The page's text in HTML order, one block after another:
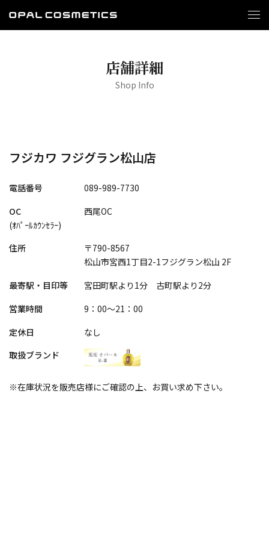
店舗詳細
Shop Info
フジカワ フジグラン松山店
電話番号
089-989-7730
OC
(ｵﾊﾟｰﾙｶｳﾝｾﾗｰ)
西尾OC
住所
〒790-8567
松山市宮西1丁目2-1フジグラン松山 2F
最寄駅・目印等
宮田町駅より1分 古町駅より2分
営業時間
9：00～21：00
定休日
なし
取扱ブランド
※在庫状況を販売店様にご確認の上、お買い求め下さい。